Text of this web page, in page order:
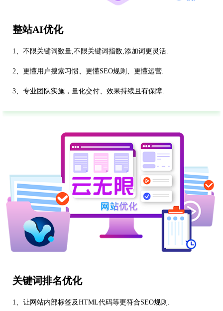
整站AI优化
1、不限关键词数量,不限关键词指数,添加词更灵活.
2、更懂用户搜索习惯、更懂SEO规则、更懂运营.
3、专业团队实施，量化交付、效果持续且有保障.
关键词排名优化
1、让网站内部标签及HTML代码等更符合SEO规则.